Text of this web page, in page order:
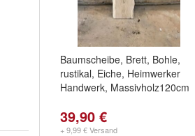
Baumscheibe, Brett, Bohle,
rustikal, Eiche, Heimwerker
Handwerk, Massivholz120cm
39,90 €
+ 9,99 € Versand